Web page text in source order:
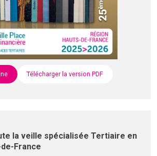
Télécharger la version PDF
la veille spécialisée Tertiaire en
France